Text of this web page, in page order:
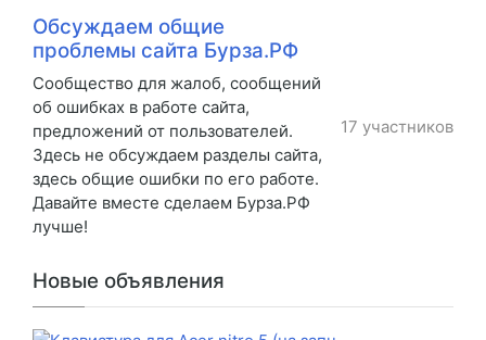
Обсуждаем общие
проблемы сайта Бурза.РФ
Сообщество для жалоб, сообщений
об ошибках в работе сайта,
предложений от пользователей.
Здесь не обсуждаем разделы сайта,
здесь общие ошибки по его работе.
Давайте вместе сделаем Бурза.РФ
лучше!
17 участников
Новые объявления